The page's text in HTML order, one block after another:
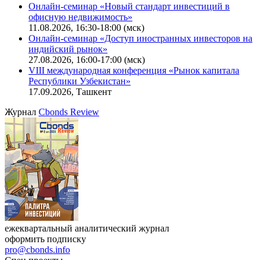
Онлайн-семинар «Новый стандарт инвестиций в
офисную недвижимость»
11.08.2026, 16:30-18:00 (мск)
Онлайн-семинар «Доступ иностранных инвесторов на
индийский рынок»
27.08.2026, 16:00-17:00 (мск)
VIII международная конференция «Рынок капитала
Республики Узбекистан»
17.09.2026, Ташкент
Журнал Cbonds Review
ежеквартальный аналитический журнал
оформить подписку
pro@cbonds.info